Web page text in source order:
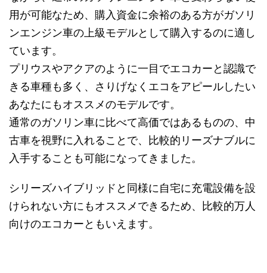
用が可能なため、購入資金に余裕のある方がガソリ
ンエンジン車の上級モデルとして購入するのに適し
ています。
プリウスやアクアのように一目でエコカーと認識で
きる車種も多く、さりげなくエコをアピールしたい
あなたにもオススメのモデルです。
通常のガソリン車に比べて高価ではあるものの、中
古車を視野に入れることで、比較的リーズナブルに
入手することも可能になってきました。
シリーズハイブリッドと同様に自宅に充電設備を設
けられない方にもオススメできるため、比較的万人
向けのエコカーともいえます。